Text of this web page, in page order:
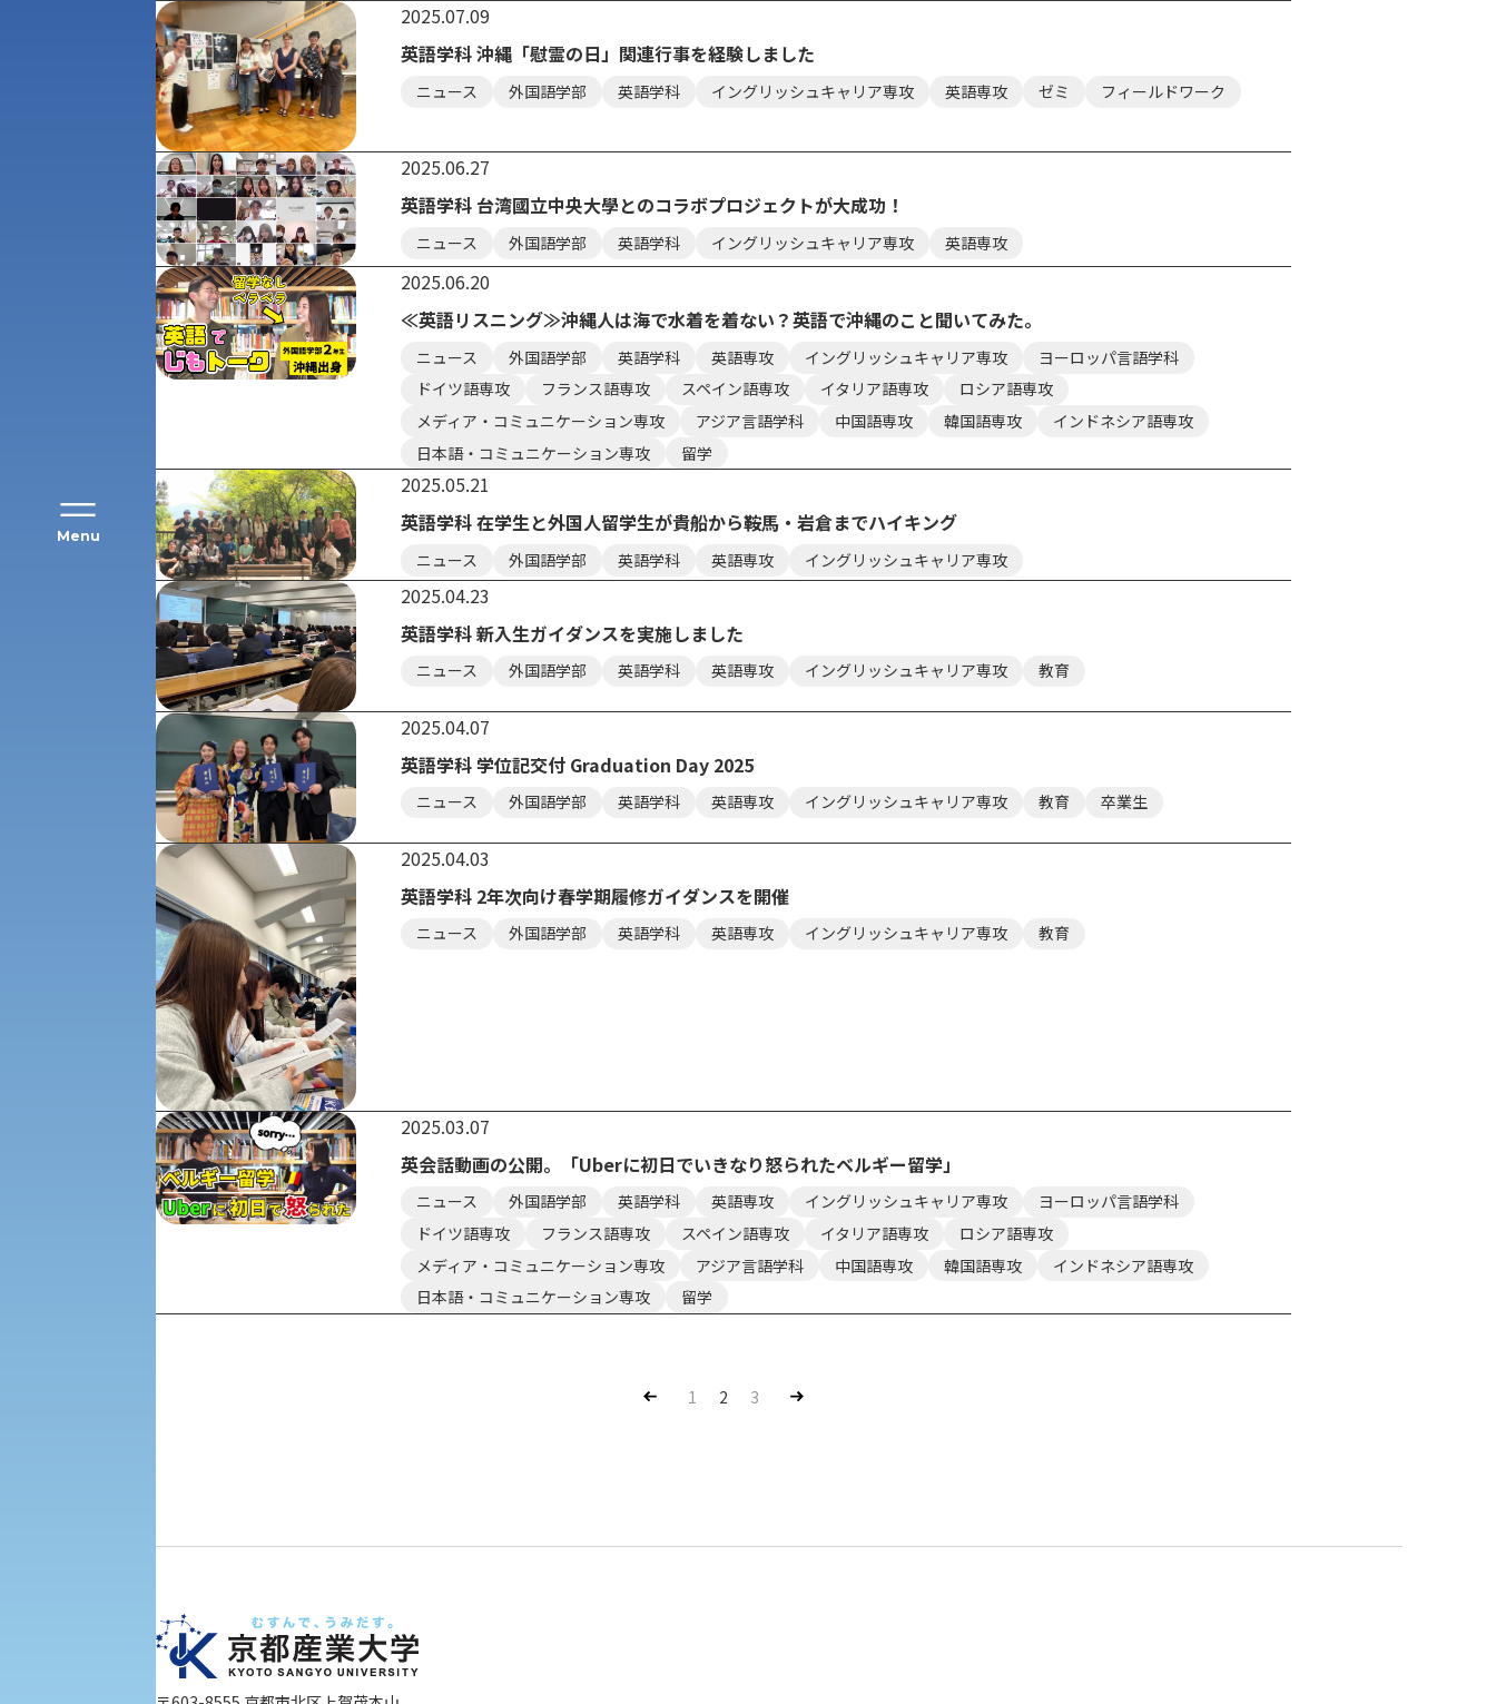
Menu
アクセス 資料請求 お問い合わせ
一般選抜入試［中期日程］
共通テスト利用入試[前期][後期]
専門学科等対象公募推薦入試
科目等履修生・聴講生募集
キャンパス・施設の見学について
KSU-EAP（正課外活動プログラム）
社会安全・警察学研究所
植物科学研究センター
の方へ 学外機関向け
2025.07.09
英語学科 沖縄「慰霊の日」関連行事を経験しました
ニュース 外国語学部 英語学科 イングリッシュキャリア専攻 英語専攻 ゼミ フィールドワーク
2025.06.27
英語学科 台湾國立中央大學とのコラボプロジェクトが大成功！
ニュース 外国語学部 英語学科 イングリッシュキャリア専攻 英語専攻
2025.06.20
≪英語リスニング≫沖縄人は海で水着を着ない？英語で沖縄のこと聞いてみた。
ニュース 外国語学部 英語学科 英語専攻 イングリッシュキャリア専攻
ヨーロッパ言語学科
ドイツ語専攻
フランス語専攻 スペイン語専攻 イタリア語専攻
ロシア語専攻
メディア・コミュニケーション専攻
アジア言語学科 中国語専攻 韓国語専攻
インドネシア語専攻
日本語・コミュニケーション専攻
留学
2025.05.21
英語学科 在学生と外国人留学生が貴船から鞍馬・岩倉までハイキング
ニュース 外国語学部 英語学科 英語専攻 イングリッシュキャリア専攻
2025.04.23
英語学科 新入生ガイダンスを実施しました
ニュース 外国語学部 英語学科 英語専攻 イングリッシュキャリア専攻 教育
2025.04.07
英語学科 学位記交付 Graduation Day 2025
ニュース 外国語学部 英語学科 英語専攻 イングリッシュキャリア専攻 教育 卒業生
2025.04.03
英語学科 2年次向け春学期履修ガイダンスを開催
ニュース 外国語学部 英語学科 英語専攻 イングリッシュキャリア専攻 教育
2025.03.07
英会話動画の公開。「Uberに初日でいきなり怒られたベルギー留学」
ニュース 外国語学部 英語学科 英語専攻 イングリッシュキャリア専攻
ヨーロッパ言語学科
ドイツ語専攻
フランス語専攻 スペイン語専攻 イタリア語専攻
ロシア語専攻
メディア・コミュニケーション専攻
アジア言語学科 中国語専攻 韓国語専攻
インドネシア語専攻
日本語・コミュニケーション専攻
留学
Pre 1 2 3 Nex